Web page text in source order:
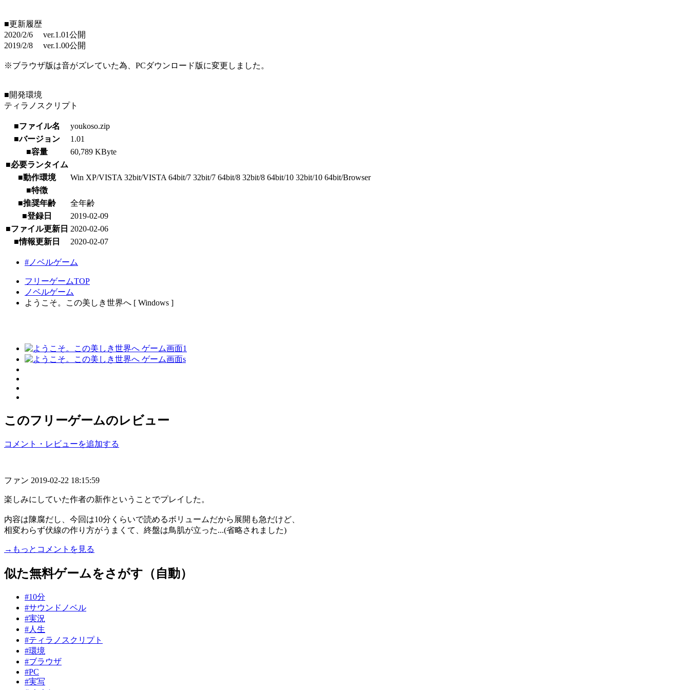
■更新履歴
2020/2/6 ver.1.01公開
2019/2/8 ver.1.00公開
※ブラウザ版は音がズレていた為、PCダウンロード版に変更しました。
■開発環境
ティラノスクリプト
■ファイル名
youkoso.zip
■バージョン
1.01
■容量
60,789 KByte
■必要ランタイム
■動作環境
Win XP/VISTA 32bit/VISTA 64bit/7 32bit/7 64bit/8 32bit/8 64bit/10 32bit/10 64bit/Browser
■特徴
■推奨年齢
全年齢
■登録日
2019-02-09
■ファイル更新日 2020-02-06
■情報更新日
2020-02-07
#ノベルゲーム
フリーゲームTOP
ノベルゲーム
ようこそ。この美しき世界へ [ Windows ]
このフリーゲームのレビュー
コメント・レビューを追加する
ファン 2019-02-22 18:15:59
楽しみにしていた作者の新作ということでプレイした。
内容は陳腐だし、今回は10分くらいで読めるボリュームだから展開も急だけど、
相変わらず伏線の作り方がうまくて、終盤は鳥肌が立った...(省略されました)
→もっとコメントを見る
似た無料ゲームをさがす（自動）
#10分
#サウンドノベル
#実況
#人生
#ティラノスクリプト
#環境
#ブラウザ
#PC
#実写